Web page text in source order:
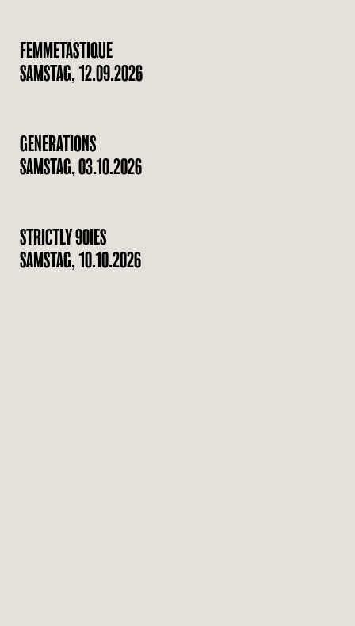
FEMMETASTIQUE
SAMSTAG, 12.09.2026
GENERATIONS
SAMSTAG, 03.10.2026
STRICTLY 90IES
SAMSTAG, 10.10.2026